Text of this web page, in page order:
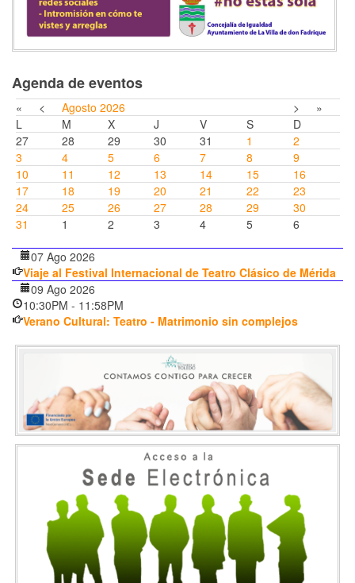
Agenda de eventos
« < Agosto 2026 >
»
L
M X J V S
D
27
28 29 30 31 1
2
3
4 5 6 7 8
9
10
11 12 13 14 15
16
17
18 19 20 21 22
23
24
25 26 27 28 29
30
31
1 2 3 4 5 6
07 Ago 2026
Viaje al Festival Internacional de Teatro Clásico de Mérida
09 Ago 2026
10:30PM - 11:58PM
Verano Cultural: Teatro - Matrimonio sin complejos